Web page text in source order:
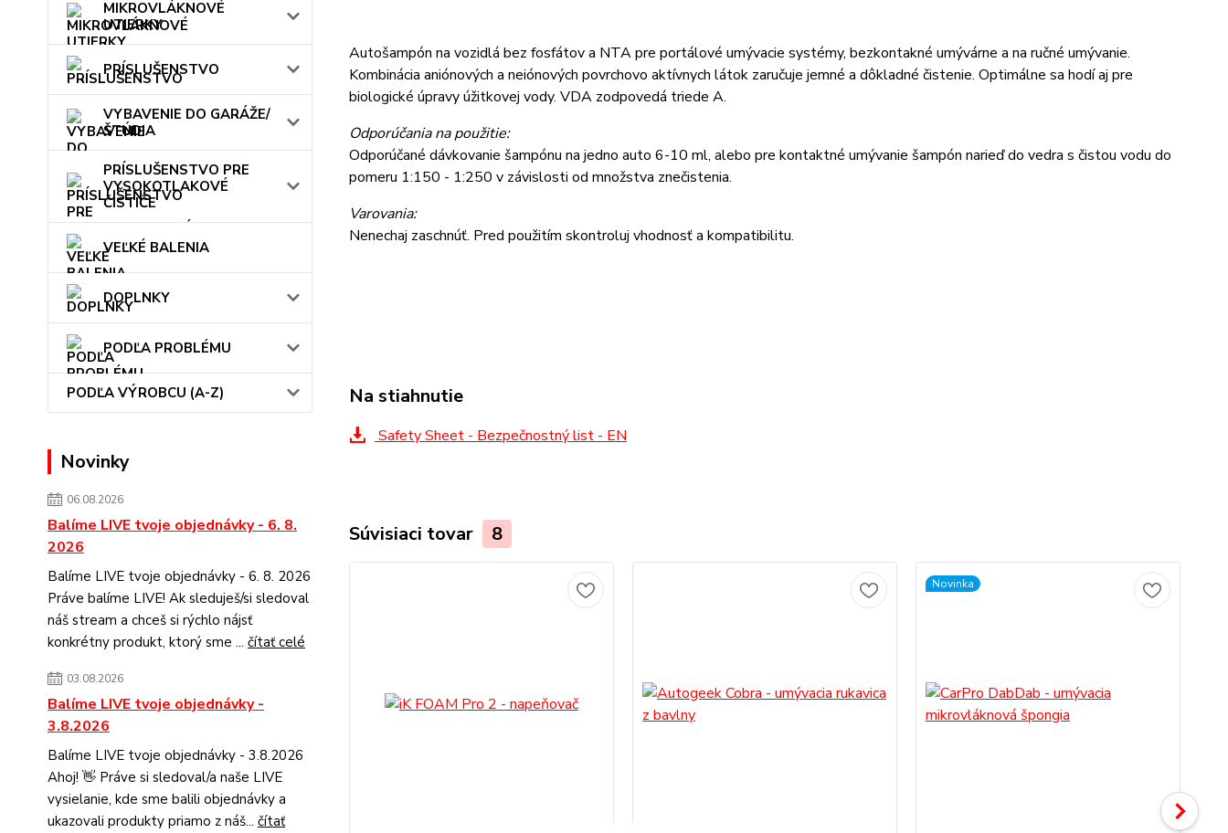
MIKROVLÁKNOVÉ
UTIERKY
PRÍSLUŠENSTVO
VYBAVENIE DO GARÁŽE/
ŠTÚDIA
PRÍSLUŠENSTVO PRE
VYSOKOTLAKOVÉ
ČISTIČE
VEĽKÉ BALENIA
DOPLNKY
PODĽA PROBLÉMU
PODĽA VÝROBCU (A-Z)
Novinky
06.08.2026
Balíme LIVE tvoje objednávky - 6. 8.
2026
Balíme LIVE tvoje objednávky - 6. 8. 2026
Práve balíme LIVE! Ak sleduješ/si sledoval
náš stream a chceš si rýchlo nájsť
konkrétny produkt, ktorý sme ... čítať celé
03.08.2026
Balíme LIVE tvoje objednávky -
3.8.2026
Balíme LIVE tvoje objednávky - 3.8.2026
Ahoj! 👋 Práve si sledoval/a naše LIVE
vysielanie, kde sme balili objednávky a
ukazovali produkty priamo z náš... čítať
Autošampón na vozidlá bez fosfátov a NTA pre portálové umývacie systémy, bezkontakné umývárne a na ručné umývanie.
Kombinácia aniónových a neiónových povrchovo aktívnych látok zaručuje jemné a dôkladné čistenie. Optimálne sa hodí aj pre
biologické úpravy úžitkovej vody. VDA zodpovedá triede A.
Odporúčania na použitie:
Odporúčané dávkovanie šampónu na jedno auto 6-10 ml, alebo pre kontaktné umývanie šampón narieď do vedra s čistou vodu do
pomeru 1:150 - 1:250 v závislosti od množstva znečistenia.
Varovania:
Nenechaj zaschnúť. Pred použitím skontroluj vhodnosť a kompatibilitu.
Na stiahnutie
Safety Sheet - Bezpečnostný list - EN
Súvisiaci tovar 8
Novinka